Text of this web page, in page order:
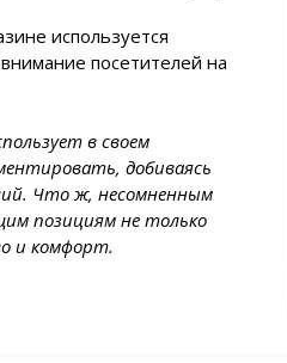
используется
посетителей на
в своем
добиваясь
Что ж, несомненным
позициям не только
и комфорт.